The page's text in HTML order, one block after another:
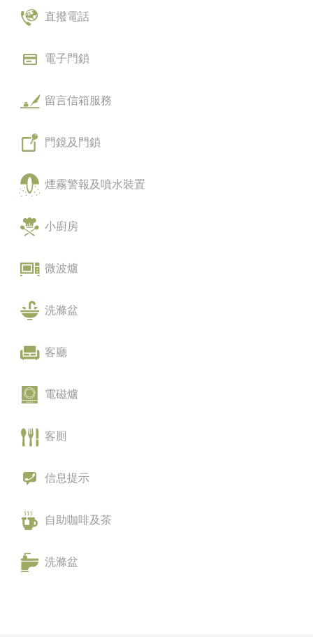
直撥電話
電子門鎖
留言信箱服務
門鏡及門鎖
煙霧警報及噴水裝置
小廚房
微波爐
洗滌盆
客廳
電磁爐
客厠
信息提示
自助咖啡及茶
洗滌盆